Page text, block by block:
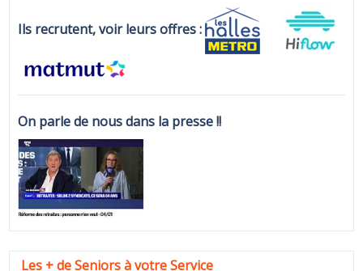
Ils recrutent, voir leurs offres :
On parle de nous dans la presse !!
Les + de Seniors à votre Service